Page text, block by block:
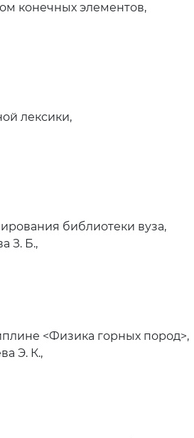
конечных элементов,
лексики,
библиотеки вуза,
З. Б.,
<Физика горных пород>,
Э. К.,